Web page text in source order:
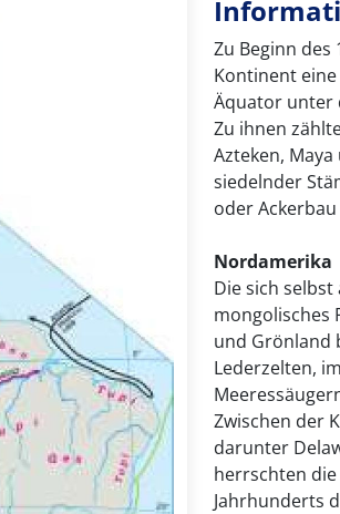
Zu Beginn des
Kontinent
Äquator unter
Zu ihnen
Azteken,
siedelnder
oder
Nordamerika
Die sich
mongolisches
und Grönland
Lederzelten,
Zwischen der
darunter
herrschten
Jahrhunderts